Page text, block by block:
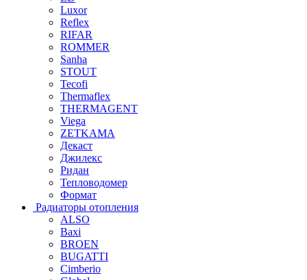
Luxor
Reflex
RIFAR
ROMMER
Sanha
STOUT
Tecofi
Thermaflex
THERMAGENT
Viega
ZETKAMA
Декаст
Джилекс
Ридан
Тепловодомер
Формат
Радиаторы отопления
ALSO
Baxi
BROEN
BUGATTI
Cimberio